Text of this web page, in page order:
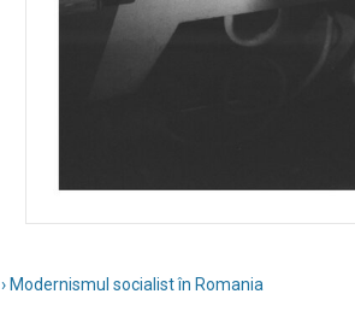
› Modernismul socialist în Romania